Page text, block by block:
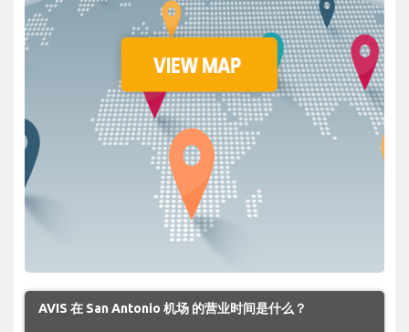
AVIS 在 San Antonio 机场 的营业时间是什么？